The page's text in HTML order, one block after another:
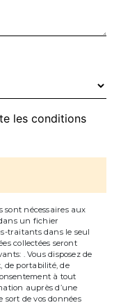
les conditions
sont nécessaires aux
un fichier
traitants dans le seul
collectées seront
. Vous disposez de
de portabilité, de
à tout
auprès d’une
sort de vos données